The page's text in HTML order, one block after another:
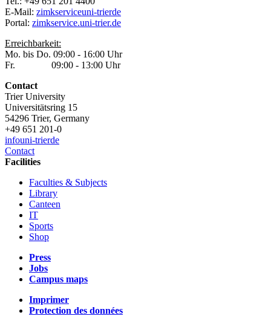
E-Mail: zimkserviceuni-trierde
Portal: zimkservice.uni-trier.de
Erreichbarkeit:
Mo. bis Do. 09:00 - 16:00 Uhr
Fr. 09:00 - 13:00 Uhr
Contact
Trier University
Universitätsring 15
54296 Trier, Germany
+49 651 201-0
infouni-trierde
Contact
Facilities
Faculties & Subjects
Library
Canteen
IT
Sports
Shop
Press
Jobs
Campus maps
Imprimer
Protection des données